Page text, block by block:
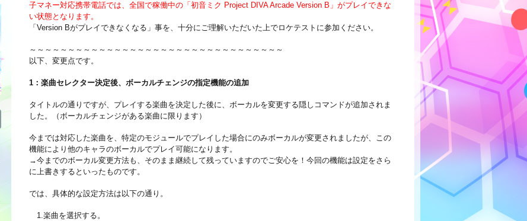
子マネー対応携帯電話では、全国で稼働中の「初音ミク Project DIVA Arcade Version B」がプレイできな
い状態となります。
「Version Bがプレイできなくなる」事を、十分にご理解いただいた上でロケテストに参加ください。
～～～～～～～～～～～～～～～～～～～～～～～～～～～～～～～～～
以下、変更点です。
1：楽曲セレクター決定後、ボーカルチェンジの指定機能の追加
タイトルの通りですが、プレイする楽曲を決定した後に、ボーカルを変更する隠しコマンドが追加されま
した。（ボーカルチェンジがある楽曲に限ります）
今までは対応した楽曲を、特定のモジュールでプレイした場合にのみボーカルが変更されましたが、この
機能により他のキャラのボーカルでプレイ可能になります。
→今までのボーカル変更方法も、そのまま継続して残っていますのでご安心を！今回の機能は設定をさら
に上書きするといったものです。
では、具体的な設定方法は以下の通り。
1.楽曲を選択する。